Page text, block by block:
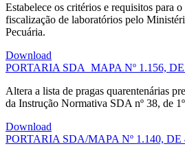
Estabelece os critérios e requisitos para
fiscalização de laboratórios pelo
Pecuária.
Download
PORTARIA SDA_MAPA Nº 1.156,
Altera a lista de pragas quarentenárias
da Instrução Normativa SDA nº 38, de
Download
PORTARIA SDA/MAPA Nº 1.140,